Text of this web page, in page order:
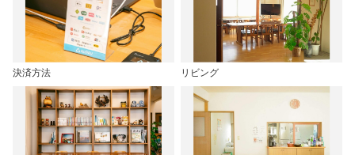
決済方法 リビング